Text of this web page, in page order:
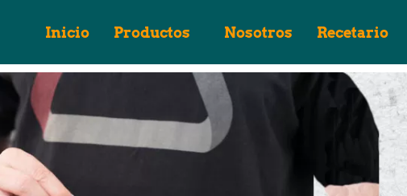
Inicio Productos Nosotros Recetario